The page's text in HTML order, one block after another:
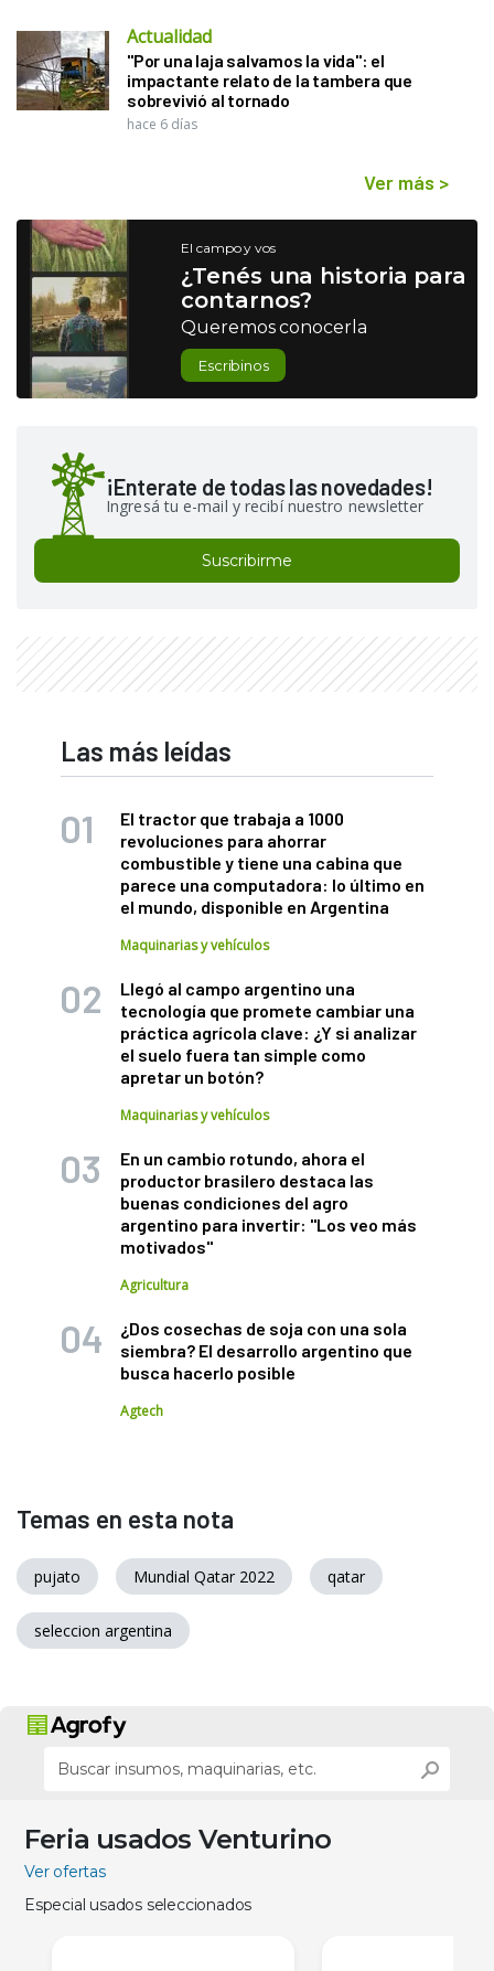
Actualidad
"Por una laja salvamos la vida": el
impactante relato de la tambera que
sobrevivió al tornado
hace 6 días
Ver más >
El campo y vos
¿Tenés una historia para
contarnos?
Queremos conocerla
Escribinos
¡Enterate de todas las novedades!
Ingresá tu e-mail y recibí nuestro newsletter
Suscribirme
Las más leídas
El tractor que trabaja a 1000
revoluciones para ahorrar
combustible y tiene una cabina que
parece una computadora: lo último en
el mundo, disponible en Argentina
Maquinarias y vehículos
Llegó al campo argentino una
tecnología que promete cambiar una
práctica agrícola clave: ¿Y si analizar
el suelo fuera tan simple como
apretar un botón?
Maquinarias y vehículos
En un cambio rotundo, ahora el
productor brasilero destaca las
buenas condiciones del agro
argentino para invertir: "Los veo más
motivados"
Agricultura
¿Dos cosechas de soja con una sola
siembra? El desarrollo argentino que
busca hacerlo posible
Agtech
Temas en esta nota
pujato Mundial Qatar 2022 qatar
seleccion argentina
Feria usados Venturino
Ver ofertas
Especial usados seleccionados